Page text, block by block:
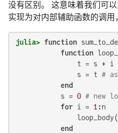
没有区别。 这意味着我们可
实现为对内部辅助函数的调用
julia> function
function
               t = s + i
               s = t
#
end
           s =
0 # new
for i = 1 :n
end